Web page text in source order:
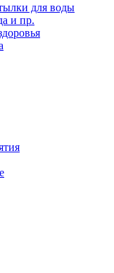
для воды
и пр.